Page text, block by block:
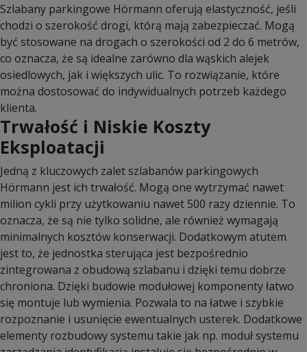
Szlabany parkingowe Hörmann oferują elastyczność, jeśli
chodzi o szerokość drogi, którą mają zabezpieczać. Mogą
być stosowane na drogach o szerokości od 2 do 6 metrów,
co oznacza, że są idealne zarówno dla wąskich alejek
osiedlowych, jak i większych ulic. To rozwiązanie, które
można dostosować do indywidualnych potrzeb każdego
klienta.
Trwałość i Niskie Koszty
Eksploatacji
Jedną z kluczowych zalet szlabanów parkingowych
Hörmann jest ich trwałość. Mogą one wytrzymać nawet
milion cykli przy użytkowaniu nawet 500 razy dziennie. To
oznacza, że są nie tylko solidne, ale również wymagają
minimalnych kosztów konserwacji. Dodatkowym atutem
jest to, że jednostka sterująca jest bezpośrednio
zintegrowana z obudową szlabanu i dzięki temu dobrze
chroniona. Dzięki budowie modułowej komponenty łatwo
się montuje lub wymienia. Pozwala to na łatwe i szybkie
rozpoznanie i usunięcie ewentualnych usterek. Dodatkowe
elementy rozbudowy systemu takie jak np. moduł systemu